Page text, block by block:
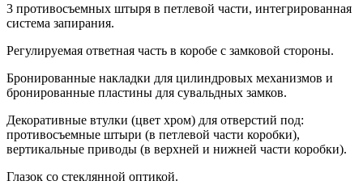
3 противосъемных штыря в петлевой части, интегрированная
система запирания.
Регулируемая ответная часть в коробе с замковой стороны.
Бронированные накладки для цилиндровых механизмов и
бронированные пластины для сувальдных замков.
Декоративные втулки (цвет хром) для отверстий под:
противосъемные штыри (в петлевой части коробки),
вертикальные приводы (в верхней и нижней части коробки).
Глазок со стеклянной оптикой.